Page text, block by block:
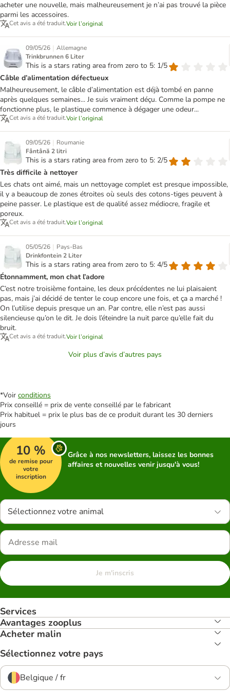
acheter une nouvelle, mais malheureusement je n’ai pas trouvé la pièce
parmi les accessoires.
Cet avis a été traduit.Voir l’original
09/05/26 | Allemagne
Trinkbrunnen 6 Liter
This is a stars rating area from zero to 5: 1/5
Câble d’alimentation défectueux
Malheureusement, le câble d’alimentation est déjà tombé en panne
après quelques semaines... Je suis vraiment déçu. Comme la pompe ne
fonctionne plus, le plastique commence à dégager une odeur...
Cet avis a été traduit.Voir l’original
09/05/26 | Roumanie
Fântână 2 litri
This is a stars rating area from zero to 5: 2/5
Très difficile à nettoyer
Les chats ont aimé, mais un nettoyage complet est presque impossible,
il y a beaucoup de zones étroites où seuls des cotons-tiges peuvent à
peine passer. Le plastique est de qualité assez médiocre, fragile et
poreux.
Cet avis a été traduit.Voir l’original
05/05/26 | Pays-Bas
Drinkfontein 2 Liter
This is a stars rating area from zero to 5: 4/5
Étonnamment, mon chat l’adore
C’est notre troisième fontaine, les deux précédentes ne lui plaisaient
pas, mais j’ai décidé de tenter le coup encore une fois, et ça a marché !
On l’utilise depuis presque un an. Par contre, elle n’est pas aussi
silencieuse qu’on le dit. Je dois l’éteindre la nuit parce qu’elle fait du
bruit.
Cet avis a été traduit.Voir l’original
Voir plus d’avis d’autres pays
*Voir conditions
Prix conseillé = prix de vente conseillé par le fabricant
Prix habituel = prix le plus bas de ce produit durant les 30 derniers
jours
10 %
de remise pour
votre
inscription
Grâce à nos newsletters, laissez les bonnes
affaires et nouvelles venir jusqu'à vous!
Sélectionnez votre animal
Je m'inscris
Services
Avantages zooplus
Acheter malin
Sélectionnez votre pays
Belgique / fr